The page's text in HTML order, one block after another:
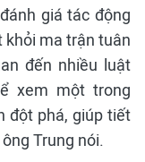
giá tác động
khỏi ma trận tuân
đến nhiều luật
xem một trong
đột phá, giúp tiết
Trung nói.